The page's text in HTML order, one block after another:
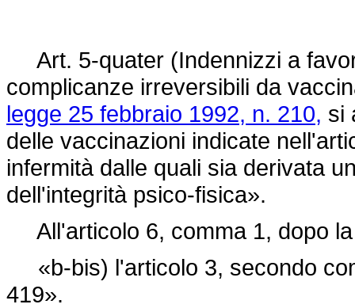
Art. 5-quater (Indennizzi a
complicanze irreversibili da
legge 25 febbraio 1992, n. 210, si
delle vaccinazioni indicate
infermità dalle quali sia derivata
dell'integrità psico-fisica».
All'articolo 6, comma 1, dopo
«b-bis) l'articolo 3, secondo
419».